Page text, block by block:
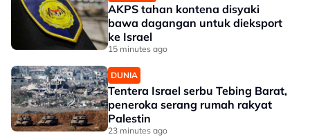
AKPS tahan kontena disyaki
bawa dagangan untuk dieksport
ke Israel
15 minutes ago
DUNIA
Tentera Israel serbu Tebing Barat,
peneroka serang rumah rakyat
Palestin
23 minutes ago